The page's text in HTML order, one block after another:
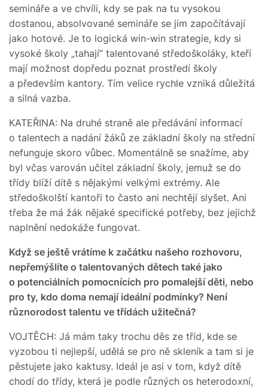
semináře a ve chvíli, kdy se pak na tu vysokou
dostanou, absolvované semináře se jim započítávají
jako hotové. Je to logická win-win strategie, kdy si
vysoké školy „tahají“ talentované středoškoláky, kteří
mají možnost dopředu poznat prostředí školy
a především kantory. Tím velice rychle vzniká důležitá
a silná vazba.
KATEŘINA: Na druhé straně ale předávání informací
o talentech a nadání žáků ze základní školy na střední
nefunguje skoro vůbec. Momentálně se snažíme, aby
byl včas varován učitel základní školy, jemuž se do
třídy blíží dítě s nějakými velkými extrémy. Ale
středoškolští kantoři to často ani nechtějí slyšet. Ani
třeba že má žák nějaké specifické potřeby, bez jejichž
naplnění nedokáže fungovat.
Když se ještě vrátíme k začátku našeho rozhovoru,
nepřemýšlíte o talentovaných dětech také jako
o potenciálních pomocnících pro pomalejší děti, nebo
pro ty, kdo doma nemají ideální podmínky? Není
různorodost talentu ve třídách užitečná?
VOJTĚCH: Já mám taky trochu děs ze tříd, kde se
vyzobou ti nejlepší, udělá se pro ně skleník a tam si je
pěstujete jako kaktusy. Ideál je asi v tom, když dítě
chodí do třídy, která je podle různých os heterodoxní,